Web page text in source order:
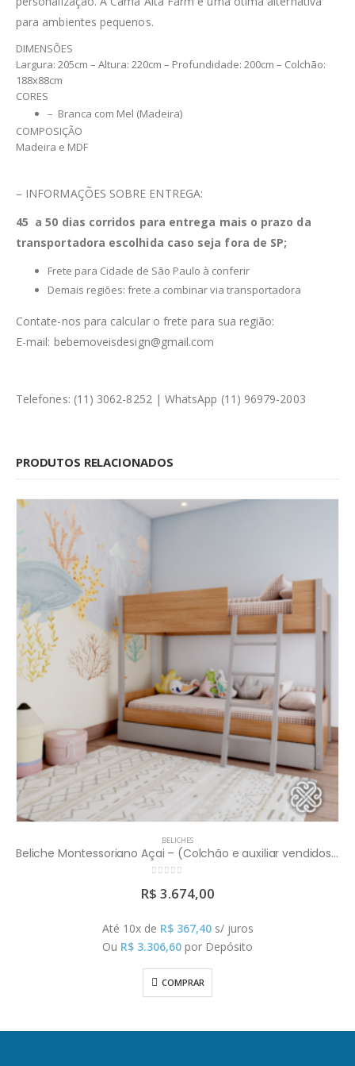
para ambientes pequenos.
DIMENSÕES
Largura: 205cm – Altura: 220cm – Profundidade: 200cm – Colchão:
188x88cm
CORES
– Branca com Mel (Madeira)
COMPOSIÇÃO
Madeira e MDF
– INFORMAÇÕES SOBRE ENTREGA:
45 a 50 dias corridos para entrega mais o prazo da
transportadora escolhida caso seja fora de SP;
Frete para Cidade de São Paulo à conferir
Demais regiões: frete a combinar via transportadora
Contate-nos para calcular o frete para sua região:
E-mail: bebemoveisdesign@gmail.com
Telefones: (11) 3062-8252 | WhatsApp (11) 96979-2003
PRODUTOS RELACIONADOS
BELICHES
Beliche Montessoriano Açai – (Colchão e auxiliar vendidos separadamente)
R$ 3.674,00
Até 10x de R$367,40 s/ juros
Ou R$ 3.306,60 por Depósito
COMPRAR